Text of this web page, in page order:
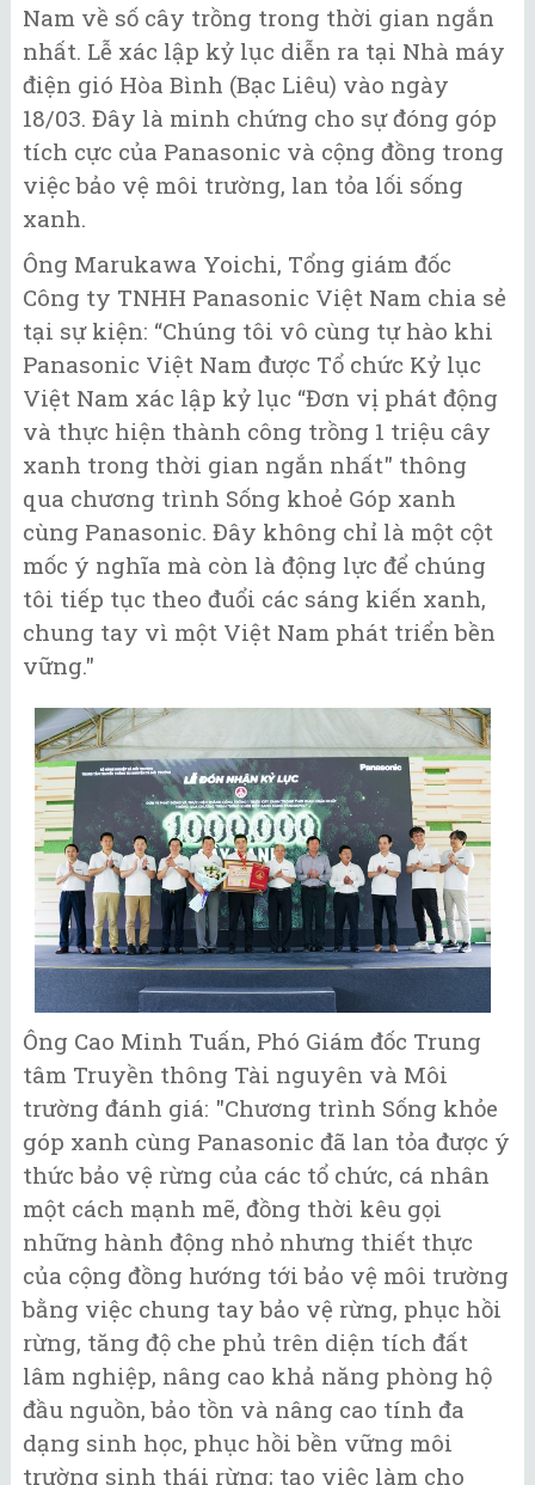
Nam về số cây trồng trong thời gian ngắn
nhất. Lễ xác lập kỷ lục diễn ra tại Nhà máy
điện gió Hòa Bình (Bạc Liêu) vào ngày
18/03. Đây là minh chứng cho sự đóng góp
tích cực của Panasonic và cộng đồng trong
việc bảo vệ môi trường, lan tỏa lối sống
xanh.
Ông Marukawa Yoichi, Tổng giám đốc
Công ty TNHH Panasonic Việt Nam chia sẻ
tại sự kiện: “Chúng tôi vô cùng tự hào khi
Panasonic Việt Nam được Tổ chức Kỷ lục
Việt Nam xác lập kỷ lục “Đơn vị phát động
và thực hiện thành công trồng 1 triệu cây
xanh trong thời gian ngắn nhất" thông
qua chương trình Sống khoẻ Góp xanh
cùng Panasonic. Đây không chỉ là một cột
mốc ý nghĩa mà còn là động lực để chúng
tôi tiếp tục theo đuổi các sáng kiến xanh,
chung tay vì một Việt Nam phát triển bền
vững."
Ông Cao Minh Tuấn, Phó Giám đốc Trung
tâm Truyền thông Tài nguyên và Môi
trường đánh giá: "Chương trình Sống khỏe
góp xanh cùng Panasonic đã lan tỏa được ý
thức bảo vệ rừng của các tổ chức, cá nhân
một cách mạnh mẽ, đồng thời kêu gọi
những hành động nhỏ nhưng thiết thực
của cộng đồng hướng tới bảo vệ môi trường
bằng việc chung tay bảo vệ rừng, phục hồi
rừng, tăng độ che phủ trên diện tích đất
lâm nghiệp, nâng cao khả năng phòng hộ
đầu nguồn, bảo tồn và nâng cao tính đa
dạng sinh học, phục hồi bền vững môi
trường sinh thái rừng; tạo việc làm cho